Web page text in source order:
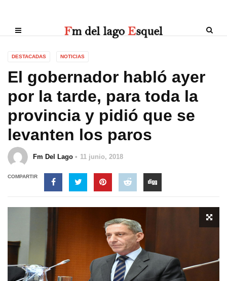
DESTACADAS NOTICIAS
El gobernador habló ayer
por la tarde, para toda la
provincia y pidió que se
levanten los paros
Fm Del Lago 11 junio, 2018
COMPARTIR